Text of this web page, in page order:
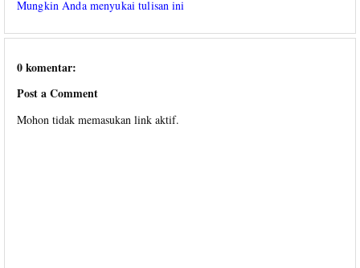
Mungkin Anda menyukai tulisan ini
0 komentar:
Post a Comment
Mohon tidak memasukan link aktif.